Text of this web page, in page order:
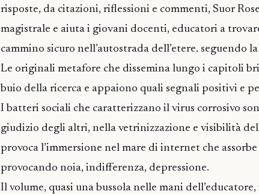
risposte, da citazioni, riflessioni e commenti, Suor
magistrale e aiuta i giovani docenti, educatori a
cammino sicuro nell’autostrada dell’etere. seguendo
Le originali metafore che dissemina lungo i capitoli
buio della ricerca e appaiono quali segnali positivi e
I batteri sociali che caratterizzano il virus corrosivo
giudizio degli altri, nella vetrinizzazione e visibilità
provoca l’immersione nel mare di internet che
provocando noia, indifferenza, depressione.
Il volume, quasi una bussola nelle mani